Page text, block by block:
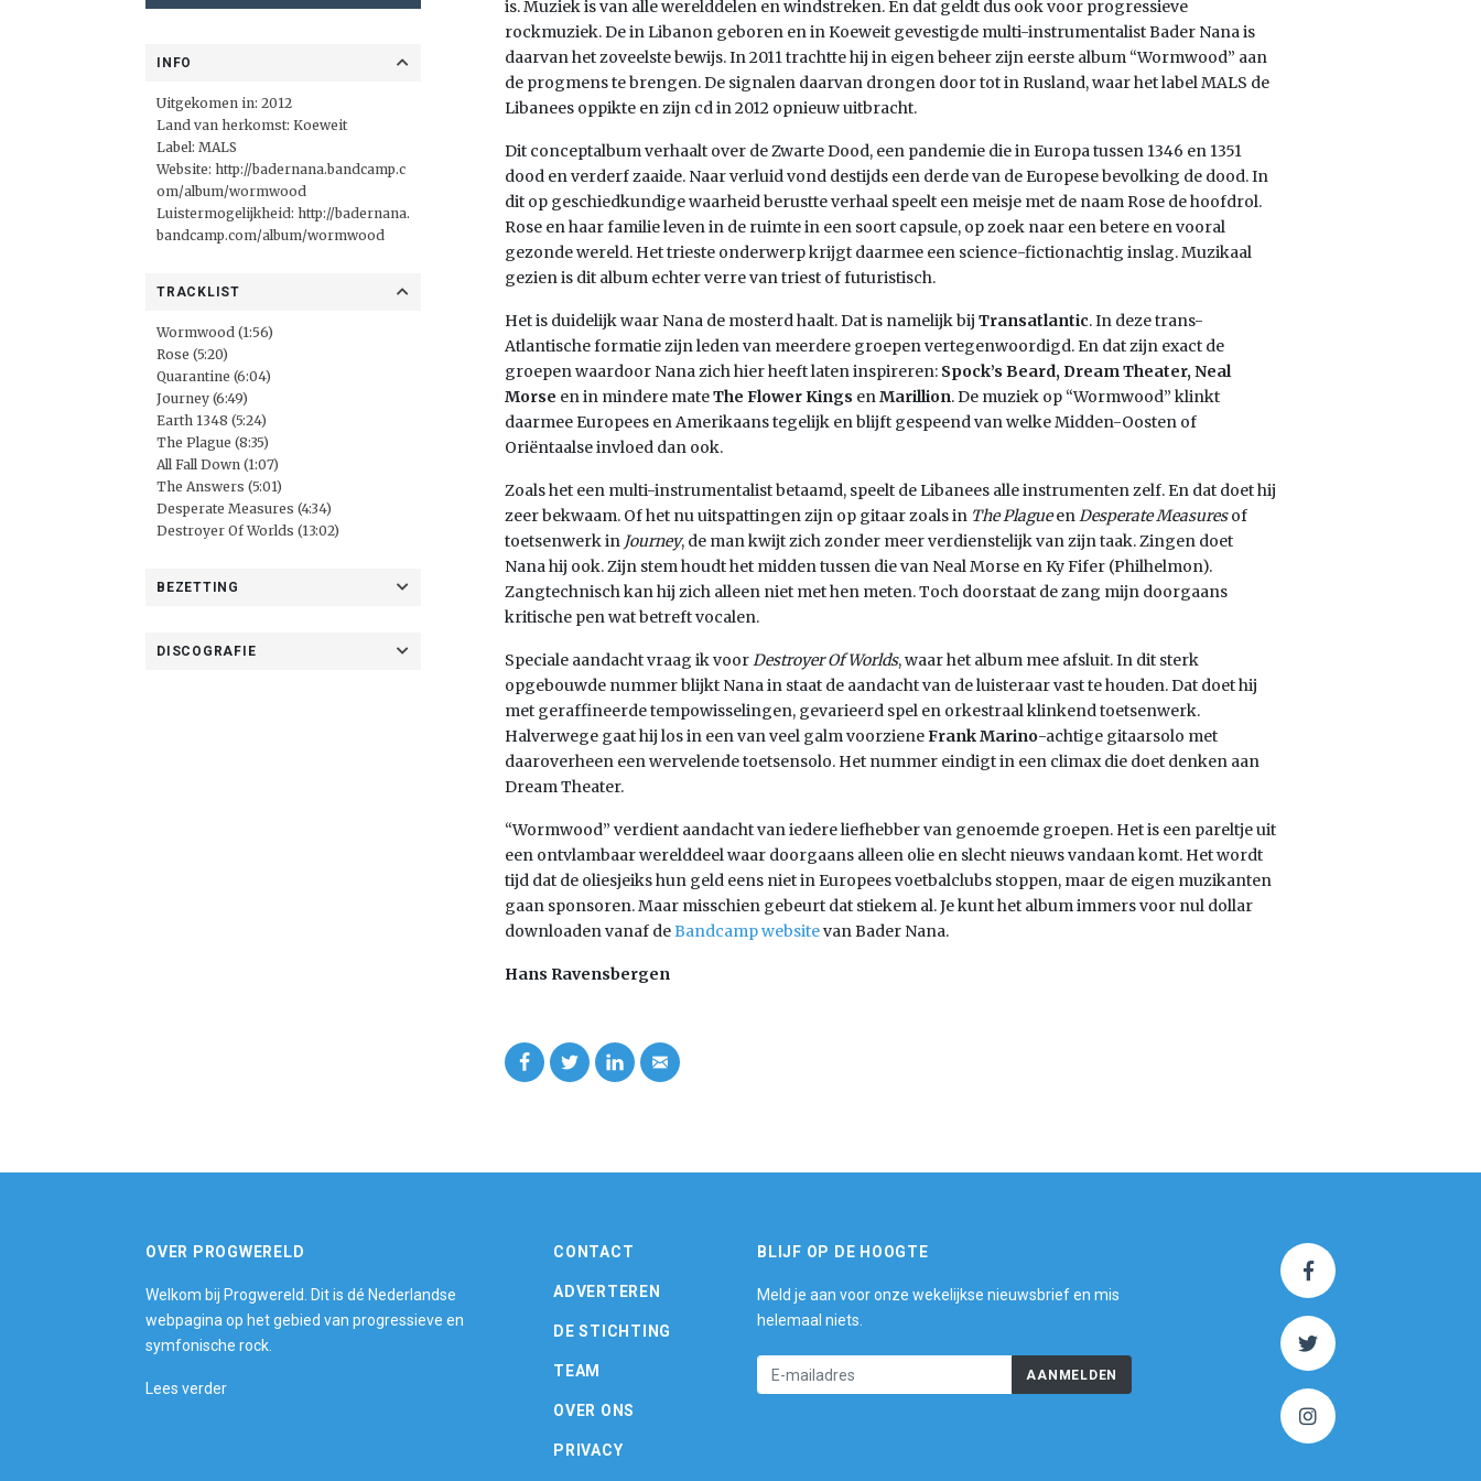
INFO
Uitgekomen in: 2012
Land van herkomst: Koeweit
Label: MALS
Website: http://badernana.bandcamp.c
om/album/wormwood
Luistermogelijkheid: http://badernana.
bandcamp.com/album/wormwood
TRACKLIST
Wormwood (1:56)
Rose (5:20)
Quarantine (6:04)
Journey (6:49)
Earth 1348 (5:24)
The Plague (8:35)
All Fall Down (1:07)
The Answers (5:01)
Desperate Measures (4:34)
Destroyer Of Worlds (13:02)
BEZETTING
DISCOGRAFIE
is. Muziek is van alle werelddelen en windstreken. En dat geldt dus ook voor progressieve
rockmuziek. De in Libanon geboren en in Koeweit gevestigde multi-instrumentalist Bader Nana is
daarvan het zoveelste bewijs. In 2011 trachtte hij in eigen beheer zijn eerste album “Wormwood” aan
de progmens te brengen. De signalen daarvan drongen door tot in Rusland, waar het label MALS de
Libanees oppikte en zijn cd in 2012 opnieuw uitbracht.
Dit conceptalbum verhaalt over de Zwarte Dood, een pandemie die in Europa tussen 1346 en 1351
dood en verderf zaaide. Naar verluid vond destijds een derde van de Europese bevolking de dood. In
dit op geschiedkundige waarheid berustte verhaal speelt een meisje met de naam Rose de hoofdrol.
Rose en haar familie leven in de ruimte in een soort capsule, op zoek naar een betere en vooral
gezonde wereld. Het trieste onderwerp krijgt daarmee een science-fictionachtig inslag. Muzikaal
gezien is dit album echter verre van triest of futuristisch.
Het is duidelijk waar Nana de mosterd haalt. Dat is namelijk bij Transatlantic. In deze trans-
Atlantische formatie zijn leden van meerdere groepen vertegenwoordigd. En dat zijn exact de
groepen waardoor Nana zich hier heeft laten inspireren: Spock’s Beard, Dream Theater, Neal
Morse en in mindere mateThe Flower Kings enMarillion. De muziek op “Wormwood” klinkt
daarmee Europees en Amerikaans tegelijk en blijft gespeend van welke Midden-Oosten of
Oriëntaalse invloed dan ook.
Zoals het een multi-instrumentalist betaamd, speelt de Libanees alle instrumenten zelf. En dat doet hij
zeer bekwaam. Of het nu uitspattingen zijn op gitaar zoals in The PlagueenDesperate Measuresof
toetsenwerk in Journey, de man kwijt zich zonder meer verdienstelijk van zijn taak. Zingen doet
Nana hij ook. Zijn stem houdt het midden tussen die van Neal Morse en Ky Fifer (Philhelmon).
Zangtechnisch kan hij zich alleen niet met hen meten. Toch doorstaat de zang mijn doorgaans
kritische pen wat betreft vocalen.
Speciale aandacht vraag ik voorDestroyer Of Worlds, waar het album mee afsluit. In dit sterk
opgebouwde nummer blijkt Nana in staat de aandacht van de luisteraar vast te houden. Dat doet hij
met geraffineerde tempowisselingen, gevarieerd spel en orkestraal klinkend toetsenwerk.
Halverwege gaat hij los in een van veel galm voorzieneFrank Marino-achtige gitaarsolo met
daaroverheen een wervelende toetsensolo. Het nummer eindigt in een climax die doet denken aan
Dream Theater.
“Wormwood” verdient aandacht van iedere liefhebber van genoemde groepen. Het is een pareltje uit
een ontvlambaar werelddeel waar doorgaans alleen olie en slecht nieuws vandaan komt. Het wordt
tijd dat de oliesjeiks hun geld eens niet in Europees voetbalclubs stoppen, maar de eigen muzikanten
gaan sponsoren. Maar misschien gebeurt dat stiekem al. Je kunt het album immers voor nul dollar
downloaden vanaf deBandcamp websitevan Bader Nana.
Hans Ravensbergen
OVER PROGWERELD
Welkom bij Progwereld. Dit is dé Nederlandse
webpagina op het gebied van progressieve en
symfonische rock.
Lees verder
CONTACT
ADVERTEREN
DE STICHTING
TEAM
OVER ONS
PRIVACY
BLIJF OP DE HOOGTE
Meld je aan voor onze wekelijkse nieuwsbrief en mis
helemaal niets.
AANMELDEN